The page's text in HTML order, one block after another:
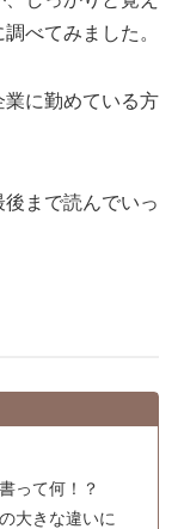
べてみました。
に勤めている方
まで読んでいっ
って何！？
大きな違いに